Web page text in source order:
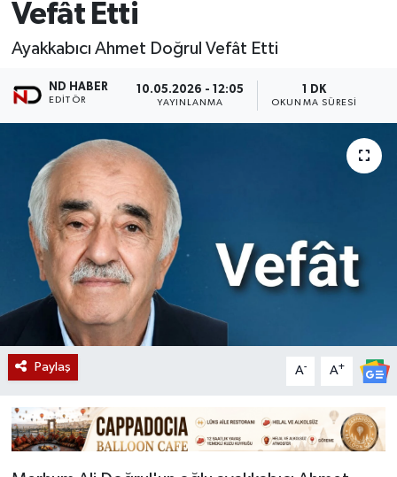
Vefât Etti
Ayakkabıcı Ahmet Doğrul Vefât Etti
ND HABER
EDITÖR
10.05.2026 - 12:05
YAYINLANMA
1 DK
OKUNMA SÜRESI
Paylaş A- A+